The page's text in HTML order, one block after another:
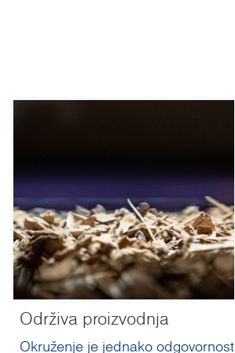
Održiva proizvodnja
Okruženje je jednako odgovornost